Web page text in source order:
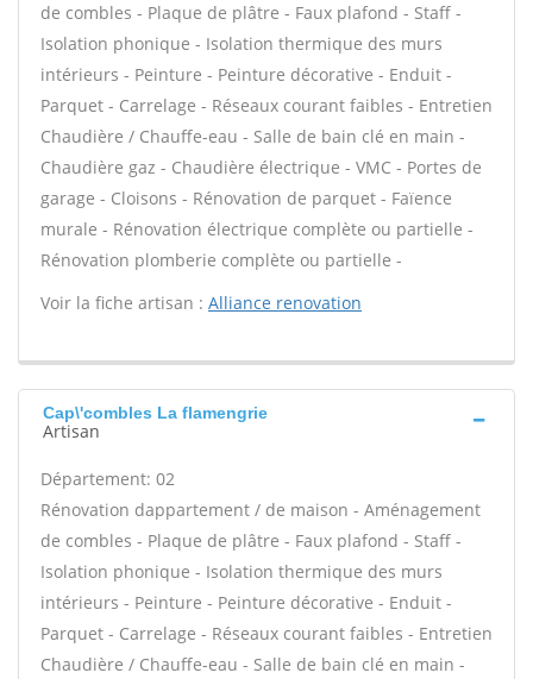
de combles - Plaque de plâtre - Faux plafond - Staff -
Isolation phonique - Isolation thermique des murs
intérieurs - Peinture - Peinture décorative - Enduit -
Parquet - Carrelage - Réseaux courant faibles - Entretien
Chaudière / Chauffe-eau - Salle de bain clé en main -
Chaudière gaz - Chaudière électrique - VMC - Portes de
garage - Cloisons - Rénovation de parquet - Faïence
murale - Rénovation électrique complète ou partielle -
Rénovation plomberie complète ou partielle -
Voir la fiche artisan : Alliance renovation
Cap\'combles La flamengrie
Artisan
Département: 02
Rénovation dappartement / de maison - Aménagement
de combles - Plaque de plâtre - Faux plafond - Staff -
Isolation phonique - Isolation thermique des murs
intérieurs - Peinture - Peinture décorative - Enduit -
Parquet - Carrelage - Réseaux courant faibles - Entretien
Chaudière / Chauffe-eau - Salle de bain clé en main -